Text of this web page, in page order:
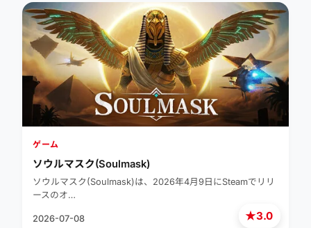
★3.0
ゲーム
ソウルマスク(Soulmask)
ソウルマスク(Soulmask)は、2026年4月9日にSteamでリリ
ースのオ…
2026-07-08